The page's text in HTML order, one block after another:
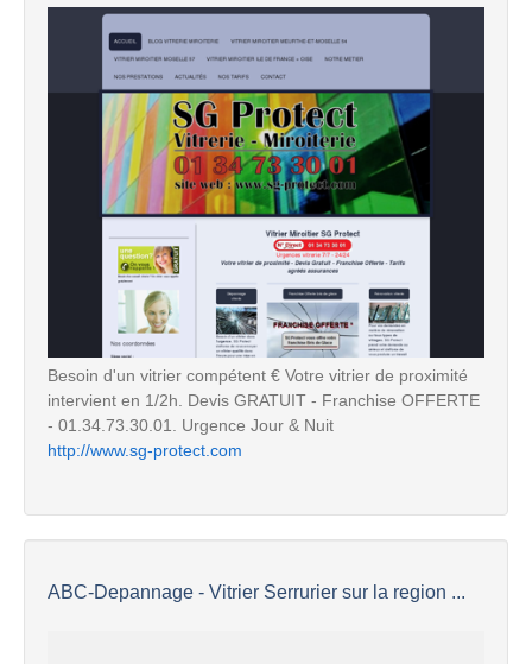
Besoin d'un vitrier compétent € Votre vitrier de proximité
intervient en 1/2h. Devis GRATUIT - Franchise OFFERTE
- 01.34.73.30.01. Urgence Jour & Nuit
http://www.sg-protect.com
ABC-Depannage - Vitrier Serrurier sur la region ...